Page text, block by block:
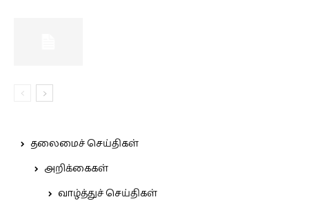
தலைமைச் செய்திகள்
அறிக்கைகள்
வாழ்த்துச் செய்திகள்